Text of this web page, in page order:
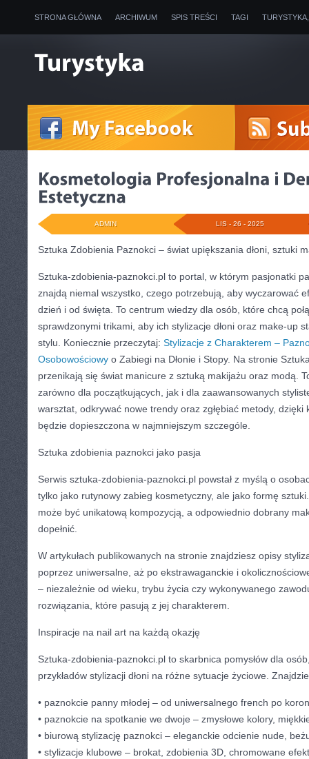
STRONA GŁÓWNA ARCHIWUM SPIS TREŚCI TAGI
LIS - 26 - 2025
ADMIN
Sztuka Zdobienia Paznokci – świat upiększania dłoni, sztuki
Sztuka-zdobienia-paznokci.pl to portal, w którym pasjonatki
znajdą niemal wszystko, czego potrzebują, aby wyczarować
dzień i od święta. To centrum wiedzy dla osób, które chcą
sprawdzonymi trikami, aby ich stylizacje dłoni oraz make-up
stylu. Koniecznie przeczytaj: Stylizacje z Charakterem –
Osobowościowy o Zabiegi na Dłonie i Stopy. Na stronie
przenikają się świat manicure z sztuką makijażu oraz modą.
zarówno dla początkujących, jak i dla zaawansowanych
warsztat, odkrywać nowe trendy oraz zgłębiać metody, dzięki
będzie dopieszczona w najmniejszym szczególe.
Sztuka zdobienia paznokci jako pasja
Serwis sztuka-zdobienia-paznokci.pl powstał z myślą o
tylko jako rutynowy zabieg kosmetyczny, ale jako formę
może być unikatową kompozycją, a odpowiednio dobrany
dopełnić.
W artykułach publikowanych na stronie znajdziesz opisy
poprzez uniwersalne, aż po ekstrawaganckie i
– niezależnie od wieku, trybu życia czy wykonywanego
rozwiązania, które pasują z jej charakterem.
Inspiracje na nail art na każdą okazję
Sztuka-zdobienia-paznokci.pl to skarbnica pomysłów dla
przykładów stylizacji dłoni na różne sytuacje życiowe.
• paznokcie panny młodej – od uniwersalnego french po
• paznokcie na spotkanie we dwoje – zmysłowe kolory,
• biurową stylizację paznokci – eleganckie odcienie nude,
• stylizacje klubowe – brokat, zdobienia 3D, chromowane